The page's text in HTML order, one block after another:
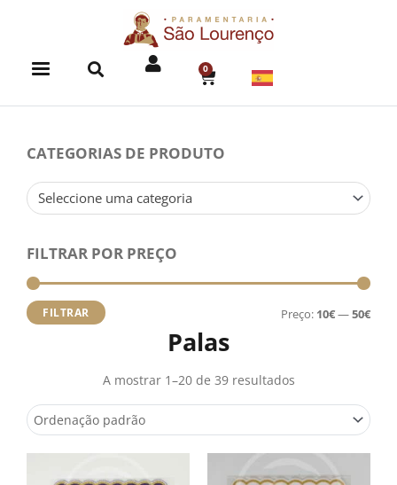
0
CART
CATEGORIAS DE PRODUTO
Seleccione uma categoria
FILTRAR POR PREÇO
FILTRAR Preço: 10€—50€
Palas
A mostrar 1–20 de 39 resultados